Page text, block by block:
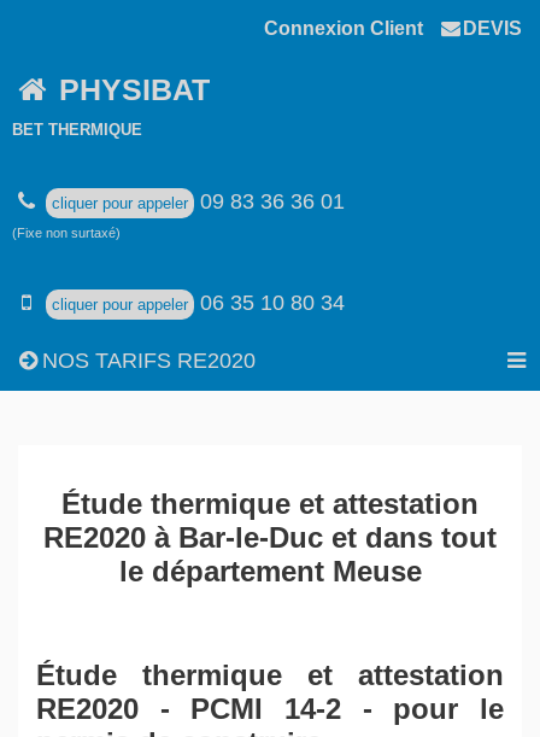
Connexion Client DEVIS
PHYSIBAT
BET THERMIQUE
cliquer pour appeler 09 83 36 36 01
(Fixe non surtaxé)
cliquer pour appeler 06 35 10 80 34
NOS TARIFS RE2020
Étude thermique et attestation
RE2020 à Bar-le-Duc et dans tout
le département Meuse
Étude thermique et attestation
RE2020 - PCMI 14-2 - pour le